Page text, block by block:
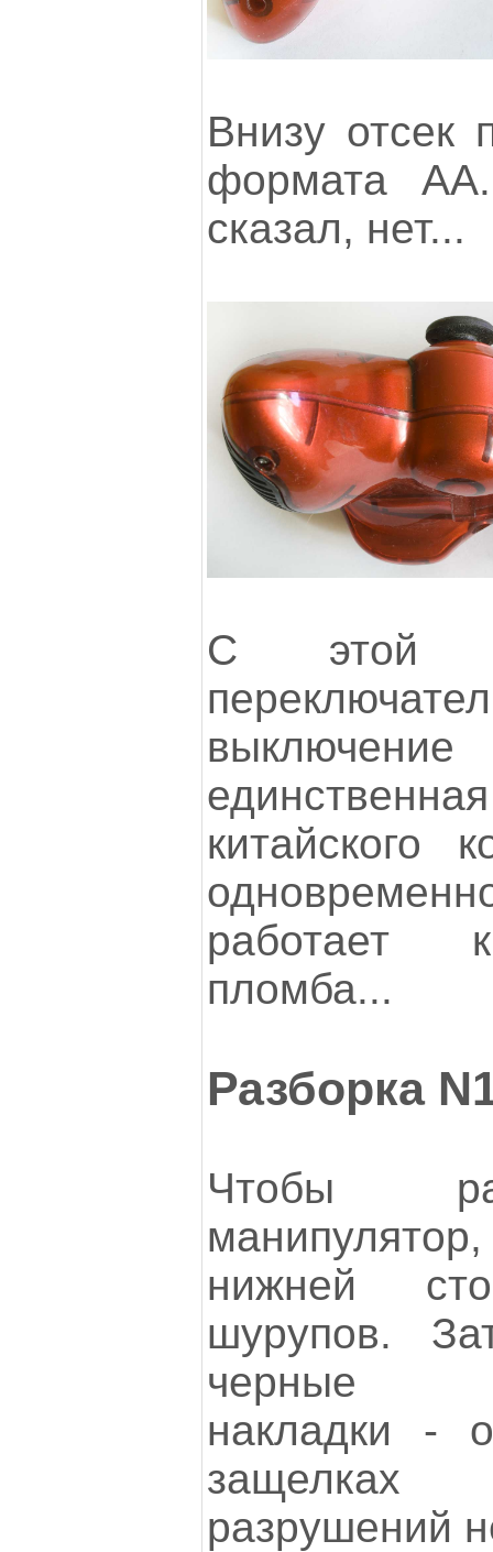
Внизу отсек
формата
сказал, нет...
С этой
китайского
работает
пломба...
Разборка
Чтобы
нижней
шурупов.
черные
накладки -
разрушений